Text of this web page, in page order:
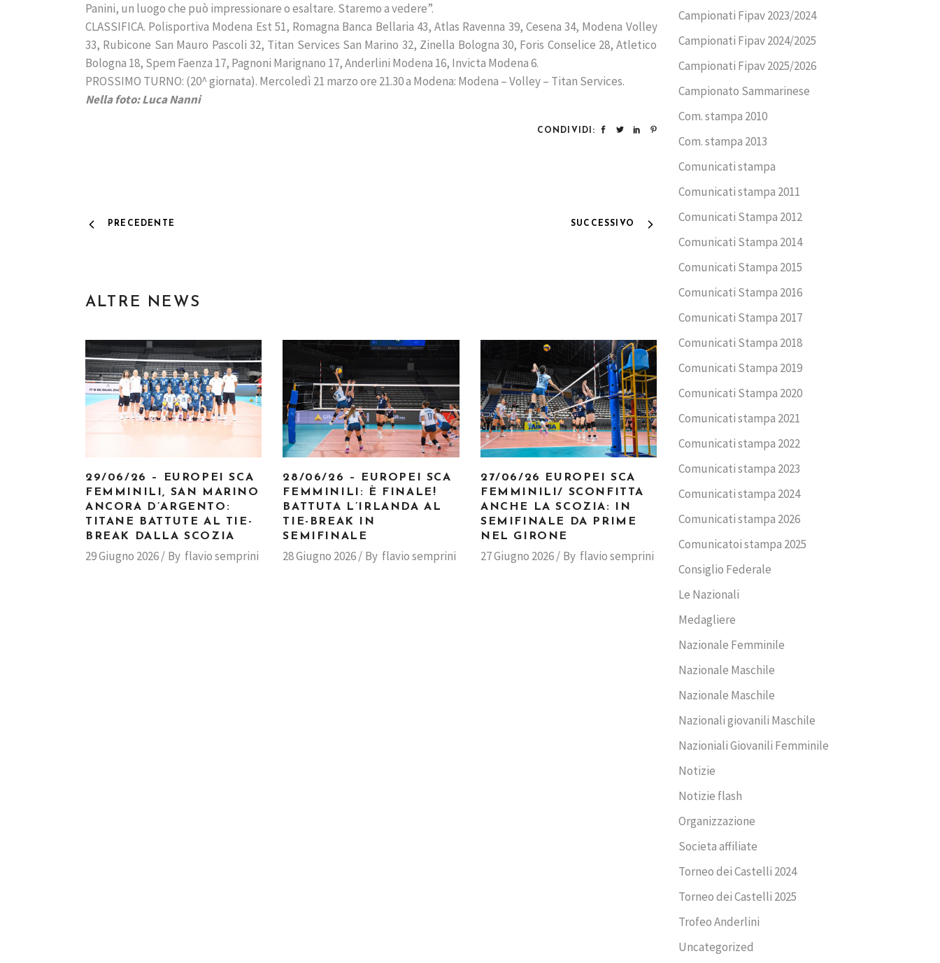
Panini, un luogo che può impressionare o esaltare. Staremo a vedere”.
CLASSIFICA. Polisportiva Modena Est 51, Romagna Banca Bellaria 43, Atlas Ravenna 39, Cesena 34, Modena Volley
33, Rubicone San Mauro Pascoli 32, Titan Services San Marino 32, Zinella Bologna 30, Foris Conselice 28, Atletico
Bologna 18, Spem Faenza 17, Pagnoni Marignano 17, Anderlini Modena 16, Invicta Modena 6.
PROSSIMO TURNO: (20^ giornata). Mercoledì 21 marzo ore 21.30 a Modena: Modena – Volley – Titan Services.
Nella foto: Luca Nanni
CONDIVIDI:
PRECEDENTE SUCCESSIVO
ALTRE NEWS
29/06/26 – EUROPEI SCA
FEMMINILI, SAN MARINO
ANCORA D’ARGENTO:
TITANE BATTUTE AL TIE-
BREAK DALLA SCOZIA
29 Giugno 2026 By flavio semprini
28/06/26 – EUROPEI SCA
FEMMINILI: È FINALE!
BATTUTA L’IRLANDA AL
TIE-BREAK IN
SEMIFINALE
28 Giugno 2026 By flavio semprini
27/06/26 EUROPEI SCA
FEMMINILI/ SCONFITTA
ANCHE LA SCOZIA: IN
SEMIFINALE DA PRIME
NEL GIRONE
27 Giugno 2026 By flavio semprini
Campionati Fipav 2023/2024
Campionati Fipav 2024/2025
Campionati Fipav 2025/2026
Campionato Sammarinese
Com. stampa 2010
Com. stampa 2013
Comunicati stampa
Comunicati stampa 2011
Comunicati Stampa 2012
Comunicati Stampa 2014
Comunicati Stampa 2015
Comunicati Stampa 2016
Comunicati Stampa 2017
Comunicati Stampa 2018
Comunicati Stampa 2019
Comunicati Stampa 2020
Comunicati stampa 2021
Comunicati stampa 2022
Comunicati stampa 2023
Comunicati stampa 2024
Comunicati stampa 2026
Comunicatoi stampa 2025
Consiglio Federale
Le Nazionali
Medagliere
Nazionale Femminile
Nazionale Maschile
Nazionale Maschile
Nazionali giovanili Maschile
Nazioniali Giovanili Femminile
Notizie
Notizie flash
Organizzazione
Societa affiliate
Torneo dei Castelli 2024
Torneo dei Castelli 2025
Trofeo Anderlini
Uncategorized